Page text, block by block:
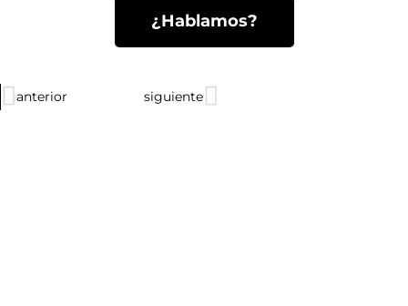
¿Hablamos?
anterior siguiente